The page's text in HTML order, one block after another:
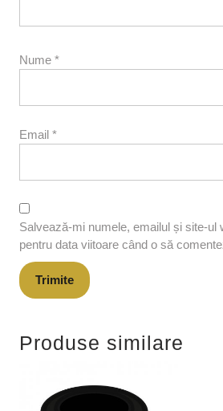
Nume *
Email *
Salvează-mi numele, emailul și site-ul
pentru data viitoare când o să
Produse similare